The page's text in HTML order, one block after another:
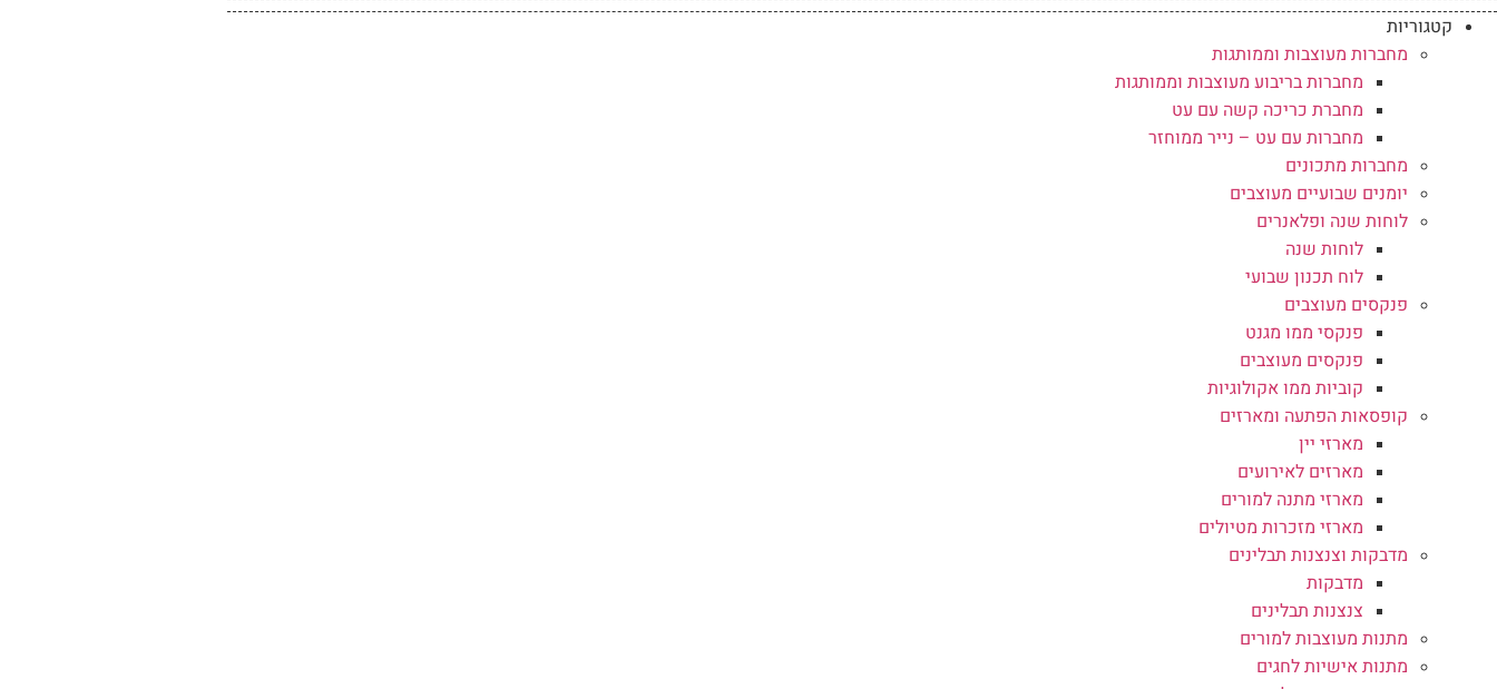
קטגוריות
מחברות מעוצבות וממותגות
מחברות בריבוע מעוצבות וממותגות
מחברת כריכה קשה עם עט
מחברות עם עט – נייר ממוחזר
מחברות מתכונים
יומנים שבועיים מעוצבים
לוחות שנה ופלאנרים
לוחות שנה
לוח תכנון שבועי
פנקסים מעוצבים
פנקסי ממו מגנט
פנקסים מעוצבים
קוביות ממו אקולוגיות
קופסאות הפתעה ומארזים
מארזי יין
מארזים לאירועים
מארזי מתנה למורים
מארזי מזכרות מטיולים
מדבקות וצנצנות תבלינים
מדבקות
צנצנות תבלינים
מתנות מעוצבות למורים
מתנות אישיות לחגים